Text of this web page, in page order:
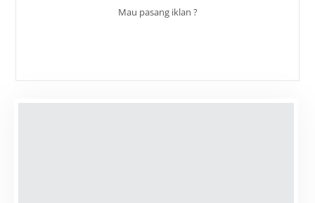
Mau pasang iklan ?